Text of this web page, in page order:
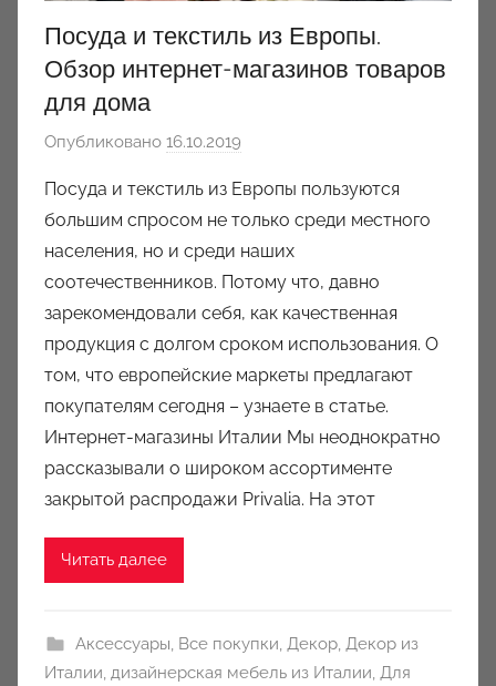
Посуда и текстиль из Европы.
Обзор интернет-магазинов товаров
для дома
Опубликовано 16.10.2019
т
о
р
о
м
a
u
k
c
o
Посуда и текстиль из Европы пользуются
большим спросом не только среди местного
населения, но и среди наших
соотечественников. Потому что, давно
зарекомендовали себя, как качественная
продукция с долгом сроком использования. О
том, что европейские маркеты предлагают
покупателям сегодня – узнаете в статье.
Интернет-магазины Италии Мы неоднократно
рассказывали о широком ассортименте
закрытой распродажи Privalia. На этот
Читать далее
Аксессуары, Все покупки, Декор, Декор из
Италии, дизайнерская мебель из Италии, Для